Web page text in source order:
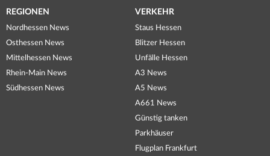
REGIONEN
Nordhessen News
Osthessen News
Mittelhessen News
Rhein-Main News
Südhessen News
VERKEHR
Staus Hessen
Blitzer Hessen
Unfälle Hessen
A3 News
A5 News
A661 News
Günstig tanken
Parkhäuser
Flugplan Frankfurt